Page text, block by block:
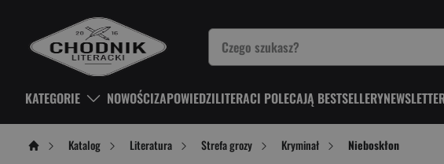
KATEGORIE NOWOŚCIZAPOWIEDZILITERACI POLECAJĄ BESTSELLERY
Katalog Literatura Strefa grozy Kryminał Nieboskłon